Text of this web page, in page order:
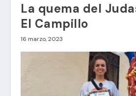
La quema del
El Campillo
16 marzo, 2023